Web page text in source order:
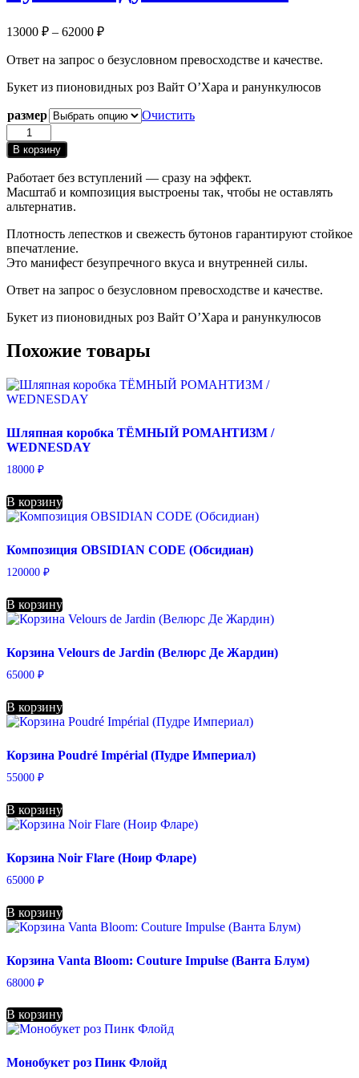
13000 ₽ – 62000 ₽
13000 ₽
62000 ₽
Ответ на запрос о безусловном превосходстве и качестве.
Букет из пионовидных роз Вайт О’Хара и ранункулюсов
размер
Очистить
Количество
товара
Букет
Воздушный
поток
В корзину
Работает без вступлений — сразу на эффект.
Масштаб и композиция выстроены так, чтобы не оставлять
альтернатив.
Плотность лепестков и свежесть бутонов гарантируют стойкое
впечатление.
Это манифест безупречного вкуса и внутренней силы.
Ответ на запрос о безусловном превосходстве и качестве.
Букет из пионовидных роз Вайт О’Хара и ранункулюсов
Похожие товары
Шляпная коробка ТЁМНЫЙ РОМАНТИЗМ /
WEDNESDAY
18000 ₽
В корзину
Композиция OBSIDIAN CODE (Обсидиан)
120000 ₽
В корзину
Корзина Velours de Jardin (Велюрс Де Жардин)
65000 ₽
В корзину
Корзина Poudré Impérial (Пудре Империал)
55000 ₽
В корзину
Корзина Noir Flare (Ноир Фларе)
65000 ₽
В корзину
Корзина Vanta Bloom: Couture Impulse (Ванта Блум)
68000 ₽
В корзину
Монобукет роз Пинк Флойд